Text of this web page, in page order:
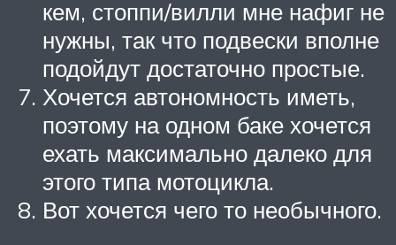
кем, стоппи/вилли мне нафиг не
нужны, так что подвески вполне
подойдут достаточно простые.
Хочется автономность иметь,
поэтому на одном баке хочется
ехать максимально далеко для
этого типа мотоцикла.
Вот хочется чего то необычного.